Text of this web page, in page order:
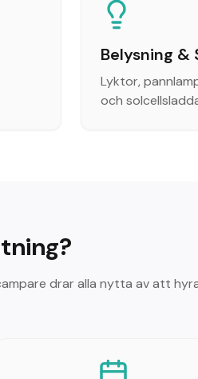
Belysning &
Lyktor,
och
drar alla nytta av att